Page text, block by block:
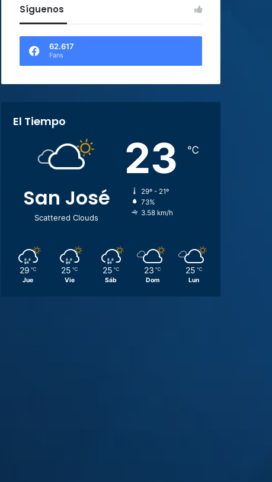
Síguenos
62.617
Fans
El Tiempo
San José
Scattered Clouds
23 ℃
29º - 21º
73%
3.58 km/h
29 ℃
Jue
25 ℃
Vie
25 ℃
Sáb
23 ℃
Dom
25 ℃
Lun